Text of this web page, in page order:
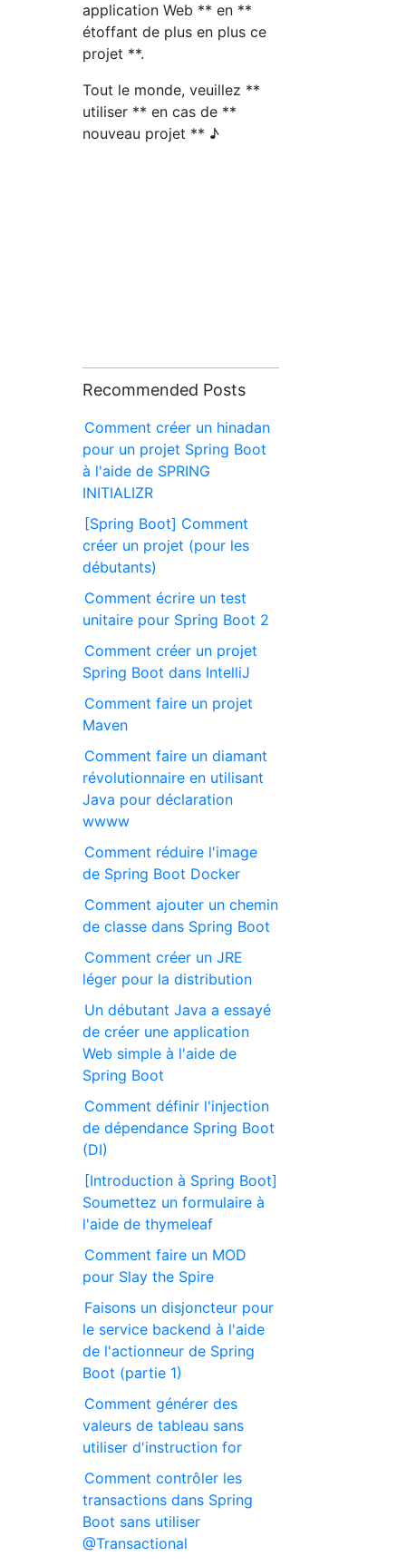
application Web ** en **
étoffant de plus en plus ce
projet **.
Tout le monde, veuillez **
utiliser ** en cas de **
nouveau projet ** ♪
Recommended Posts
Comment créer un hinadan
pour un projet Spring Boot
à l'aide de SPRING
INITIALIZR
[Spring Boot] Comment
créer un projet (pour les
débutants)
Comment écrire un test
unitaire pour Spring Boot 2
Comment créer un projet
Spring Boot dans IntelliJ
Comment faire un projet
Maven
Comment faire un diamant
révolutionnaire en utilisant
Java pour déclaration
wwww
Comment réduire l'image
de Spring Boot Docker
Comment ajouter un chemin
de classe dans Spring Boot
Comment créer un JRE
léger pour la distribution
Un débutant Java a essayé
de créer une application
Web simple à l'aide de
Spring Boot
Comment définir l'injection
de dépendance Spring Boot
(DI)
[Introduction à Spring Boot]
Soumettez un formulaire à
l'aide de thymeleaf
Comment faire un MOD
pour Slay the Spire
Faisons un disjoncteur pour
le service backend à l'aide
de l'actionneur de Spring
Boot (partie 1)
Comment générer des
valeurs de tableau sans
utiliser d'instruction for
Comment contrôler les
transactions dans Spring
Boot sans utiliser
@Transactional